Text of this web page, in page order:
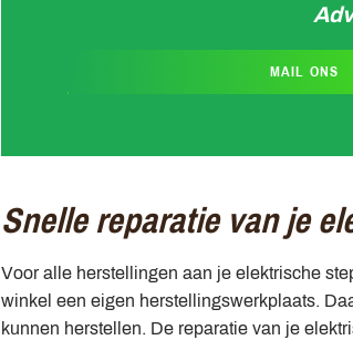
MAIL ONS
Snelle reparatie van je
Voor alle herstellingen aan je elektrische
winkel een eigen herstellingswerkplaats.
kunnen herstellen. De reparatie van je